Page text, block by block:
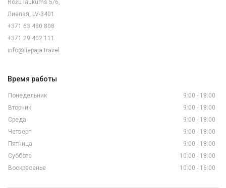
Rožu laukums 5/6,
Лиепая, LV-3401
+371 63 480 808
+371 29 402 111
info@liepaja.travel
Время работы
Понедельник
9:00 - 18:00
Вторник
9:00 - 18:00
Среда
9:00 - 18:00
Четверг
9:00 - 18:00
Пятница
9:00 - 18:00
Суббота
10:00 - 18:00
Воскресенье
10:00 - 16:00